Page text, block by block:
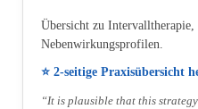
Übersicht zu Intervalltherapie,
Nebenwirkungsprofilen.
⭐ 2‑seitige Praxisübersicht
“It is plausible that this